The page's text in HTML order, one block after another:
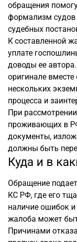
обращения
формализм судов
судебных
К составленной
уплате
доводы ее
оригинале
нескольких
процесса и
При
проживающих в
документы,
должны быть
Куда и в
Обращение
КС РФ, где его
наличие ошибок и
жалоба может
Причинами